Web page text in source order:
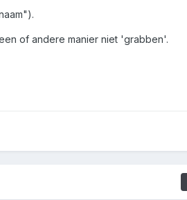
of andere manier niet 'grabben'.